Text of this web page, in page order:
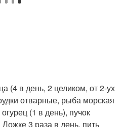
(4 в день, 2 целиком, от 2-ух
отварные, рыба морская
(1 в день), пучок
3 раза в день, пить